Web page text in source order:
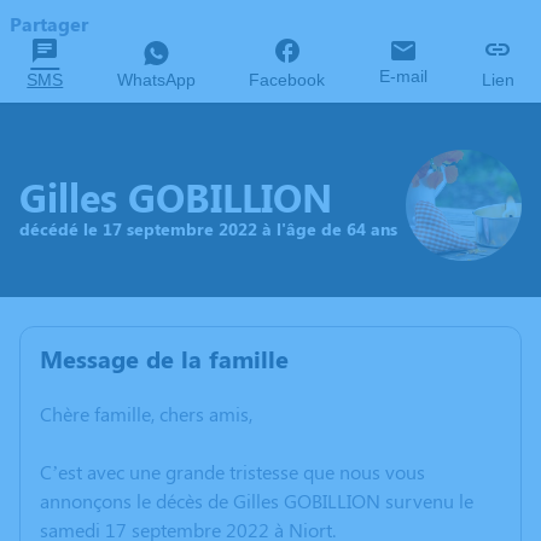
Partager
SMS WhatsApp Facebook E-mail Lien
Gilles GOBILLION
décédé le 17 septembre 2022 à l'âge de 64 ans
Message de la famille
Chère famille, chers amis,
C’est avec une grande tristesse que nous vous
annonçons le décès de Gilles GOBILLION survenu le
samedi 17 septembre 2022 à Niort.